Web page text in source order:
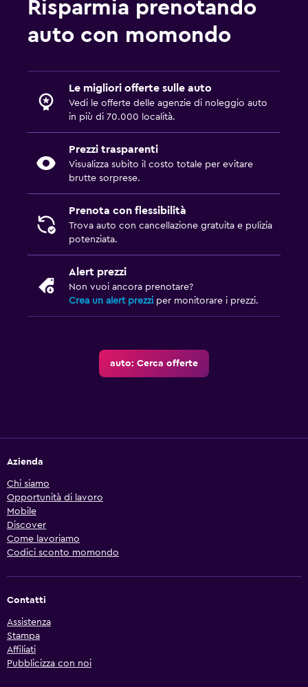
Risparmia prenotando
auto con momondo
Le migliori offerte sulle auto
Vedi le offerte delle agenzie di noleggio auto
in più di 70.000 località.
Prezzi trasparenti
Visualizza subito il costo totale per evitare
brutte sorprese.
Prenota con flessibilità
Trova auto con cancellazione gratuita e pulizia
potenziata.
Alert prezzi
Non vuoi ancora prenotare?
Crea un alert prezzi per monitorare i prezzi.
auto: Cerca offerte
Azienda
Chi siamo
Opportunità di lavoro
Mobile
Discover
Come lavoriamo
Codici sconto momondo
Contatti
Assistenza
Stampa
Affiliati
Pubblicizza con noi